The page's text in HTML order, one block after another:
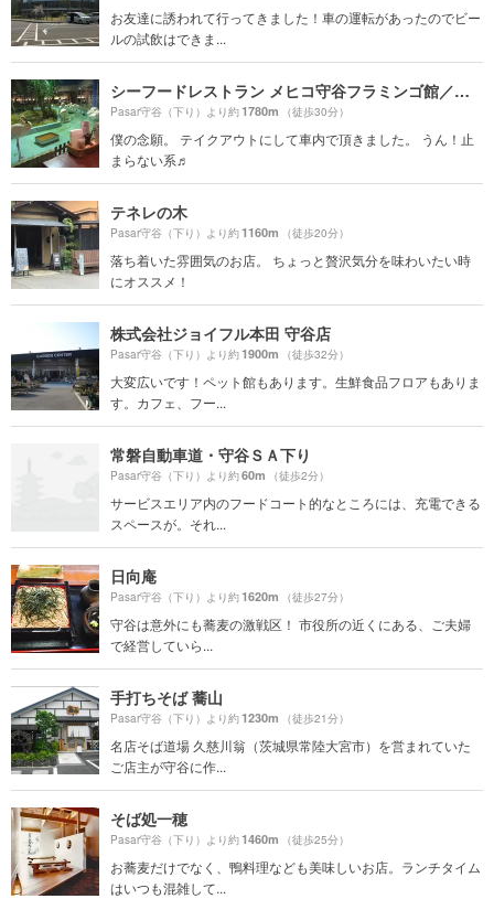
お友達に誘われて行ってきました！車の運転があったのでビー
ルの試飲はできま...
シーフードレストラン メヒコ守谷フラミンゴ館／洋食 誕生日 記念日 子連れ ランチ
Pasar守谷（下り）より約1780m （徒歩30分）
僕の念願。 テイクアウトにして車内で頂きました。 うん！止
まらない系♬
テネレの木
Pasar守谷（下り）より約1160m （徒歩20分）
落ち着いた雰囲気のお店。 ちょっと贅沢気分を味わいたい時
にオススメ！
株式会社ジョイフル本田 守谷店
Pasar守谷（下り）より約1900m （徒歩32分）
大変広いです！ペット館もあります。生鮮食品フロアもありま
す。カフェ、フー...
常磐自動車道・守谷ＳＡ下り
Pasar守谷（下り）より約60m （徒歩2分）
サービスエリア内のフードコート的なところには、充電できる
スペースが。それ...
日向庵
Pasar守谷（下り）より約1620m （徒歩27分）
守谷は意外にも蕎麦の激戦区！ 市役所の近くにある、ご夫婦
で経営していら...
手打ちそば 蕎山
Pasar守谷（下り）より約1230m （徒歩21分）
名店そば道場 久慈川翁（茨城県常陸大宮市）を営まれていた
ご店主が守谷に作...
そば処一穂
Pasar守谷（下り）より約1460m （徒歩25分）
お蕎麦だけでなく、鴨料理なども美味しいお店。ランチタイム
はいつも混雑して...